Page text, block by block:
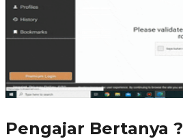
Pengajar Bertanya ?